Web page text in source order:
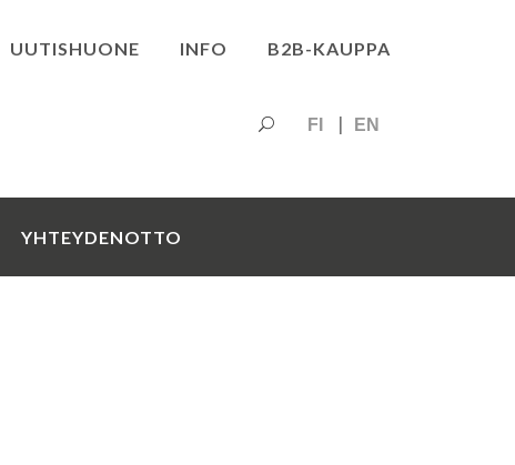
UUTISHUONE INFO B2B-KAUPPA
FI EN
YHTEYDENOTTO